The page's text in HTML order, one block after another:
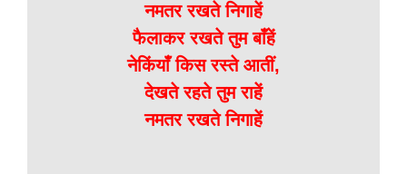
नमतर रखते निगाहें
फैलाकर रखते तुम बाँहें
नेकिंयाँ किस रस्ते आतीं,
देखते रहते तुम राहें
नमतर रखते निगाहें